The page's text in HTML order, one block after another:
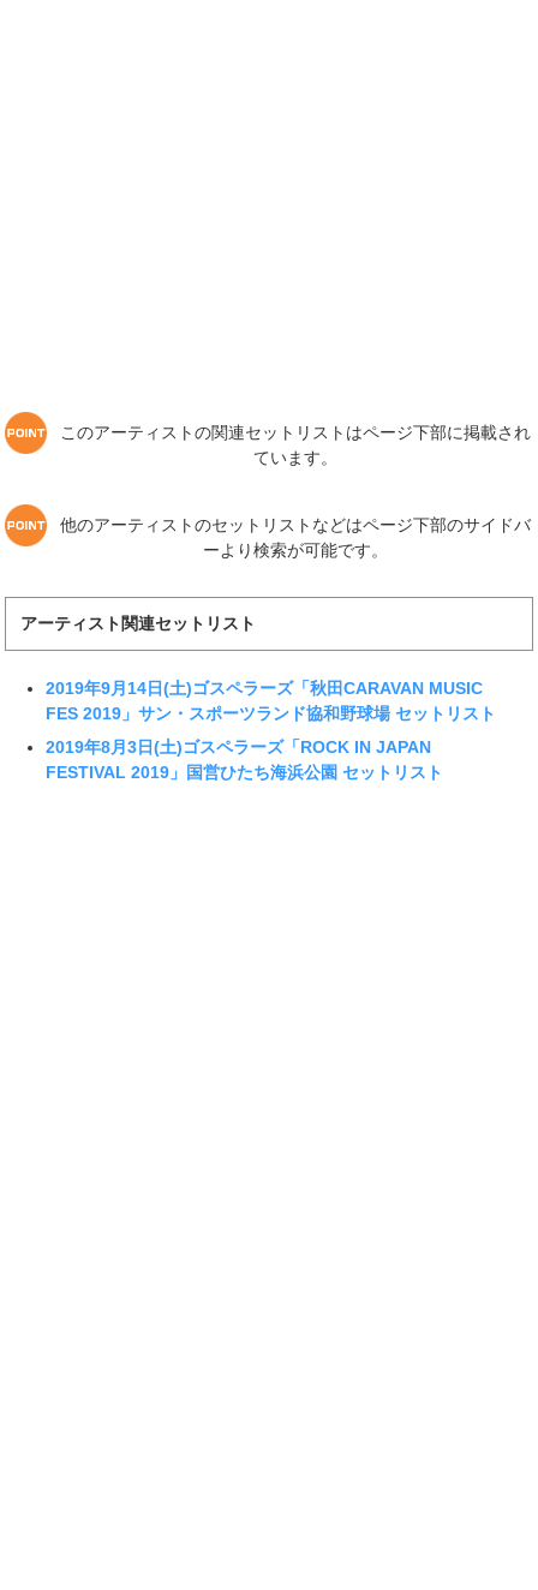
このアーティストの関連セットリストはページ下部に掲載され
ています。
他のアーティストのセットリストなどはページ下部のサイドバ
ーより検索が可能です。
アーティスト関連セットリスト
2019年9月14日(土)ゴスペラーズ「秋田CARAVAN MUSIC
FES 2019」サン・スポーツランド協和野球場 セットリスト
2019年8月3日(土)ゴスペラーズ「ROCK IN JAPAN
FESTIVAL 2019」国営ひたち海浜公園 セットリスト